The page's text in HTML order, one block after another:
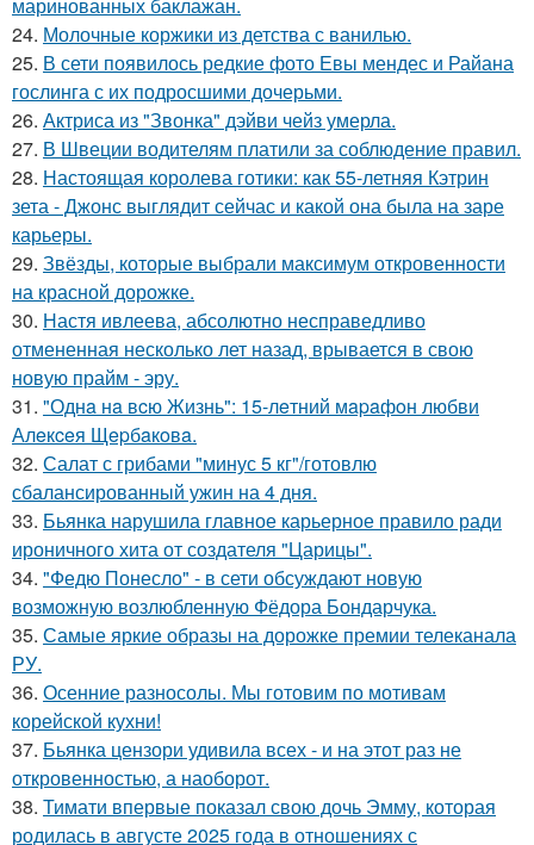
24. Молочные коржики из детства с ванилью.
25. В сети появилось редкие фото Евы мендес и Райана
гослинга с их подросшими дочерьми.
26. Актриса из "Звонка" дэйви чейз умерла.
27. В Швеции водителям платили за соблюдение правил.
28. Настоящая королева готики: как 55-летняя Кэтрин
зета - Джонс выглядит сейчас и какой она была на заре
карьеры.
29. Звёзды, которые выбрали максимум откровенности
на красной дорожке.
30. Настя ивлеева, абсолютно несправедливо
отмененная несколько лет назад, врывается в свою
новую прайм - эру.
31. "Однa нa вcю Жизнь": 15-лeтний мapaфoн любви
Алeкceя Щepбaкoвa.
32. Салат с грибами "минус 5 кг"/готовлю
сбалансированный ужин на 4 дня.
33. Бьянка нарушила главное карьерное правило ради
ироничного хита от создателя "Царицы".
34. "Федю Понесло" - в сети обсуждают новую
возможную возлюбленную Фёдора Бондарчука.
35. Самые яркие образы на дорожке премии телеканала
РУ.
36. Осенние разносолы. Мы готовим по мотивам
корейской кухни!
37. Бьянка цензори удивила всех - и на этот раз не
откровенностью, а наоборот.
38. Тимати впервые показал свою дочь Эмму, которая
родилась в августе 2025 года в отношениях с